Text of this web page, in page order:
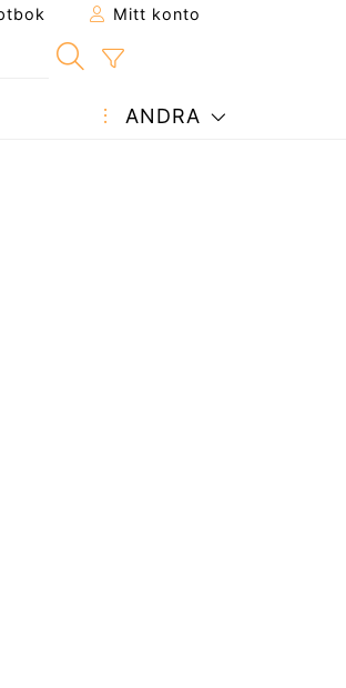
Mitt konto
ANDRA
till författaren
foto av detta